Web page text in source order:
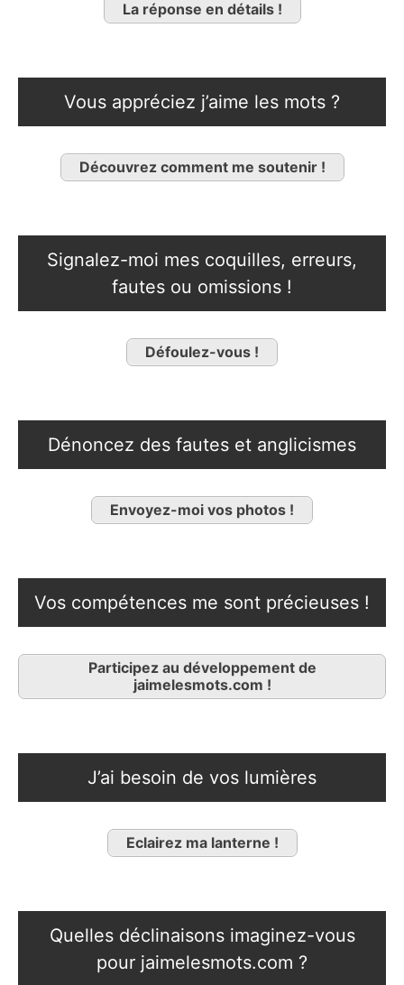
La réponse en détails !
Vous appréciez j’aime les mots ?
Découvrez comment me soutenir !
Signalez-moi mes coquilles, erreurs,
fautes ou omissions !
Défoulez-vous !
Dénoncez des fautes et anglicismes
Envoyez-moi vos photos !
Vos compétences me sont précieuses !
Participez au développement de
jaimelesmots.com !
J’ai besoin de vos lumières
Eclairez ma lanterne !
Quelles déclinaisons imaginez-vous
pour jaimelesmots.com ?